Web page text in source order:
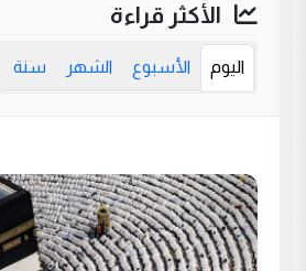
الأكثر قراءة
اليوم الأسبوع الشهر سنة